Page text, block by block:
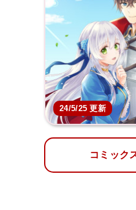
24/5/25 更新
コミック